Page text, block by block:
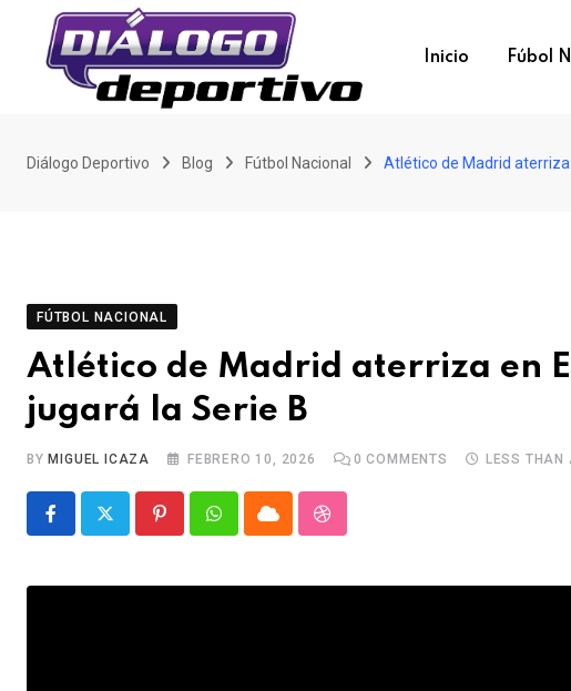
content
Inicio Fúbol
Diálogo Deportivo Blog Fútbol Nacional Atlético de Madrid aterriza
FÚTBOL NACIONAL
Atlético de Madrid aterriza en
jugará la Serie B
BY MIGUEL ICAZA FEBRERO 10, 2026 0 COMMENTS LESS THAN
PinterestWhatsappCloud StumbleUpon